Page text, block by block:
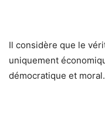
Il considère que le
uniquement
démocratique et moral.